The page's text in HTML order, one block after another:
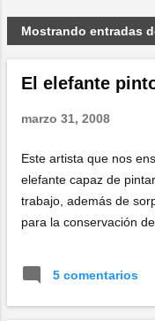
E
n
Mostrando entradas
El elefante
marzo 31, 2008
Este artista que nos
elefante capaz de
trabajo, además de
para la conservación
5 comentarios